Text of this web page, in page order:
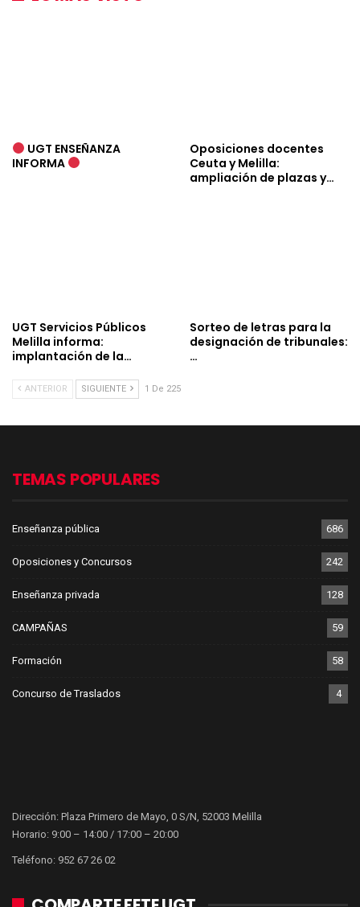
UGT ENSEÑANZA
INFORMA
Oposiciones docentes
Ceuta y Melilla:
ampliación de plazas y…
UGT Servicios Públicos
Melilla informa:
implantación de la…
Sorteo de letras para la
designación de tribunales:
…
ANTERIOR SIGUIENTE 1 De 225
TEMAS POPULARES
Enseñanza pública 686
Oposiciones y Concursos 242
Enseñanza privada 128
CAMPAÑAS 59
Formación 58
Concurso de Traslados 4
Dirección: Plaza Primero de Mayo, 0 S/N, 52003 Melilla
Horario: 9:00 – 14:00 / 17:00 – 20:00
Teléfono: 952 67 26 02